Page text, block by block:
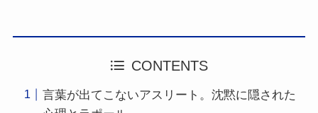
CONTENTS
言葉が出てこないアスリート。沈黙に隠された